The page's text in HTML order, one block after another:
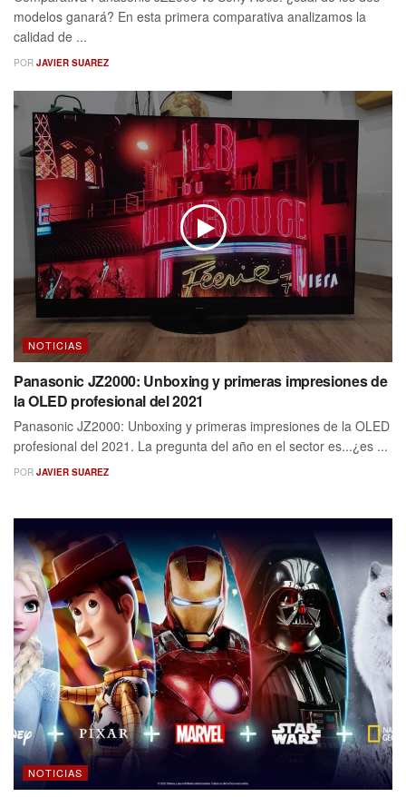
modelos ganará? En esta primera comparativa analizamos la
calidad de ...
POR JAVIER SUAREZ
NOTICIAS
Panasonic JZ2000: Unboxing y primeras impresiones de
la OLED profesional del 2021
Panasonic JZ2000: Unboxing y primeras impresiones de la OLED
profesional del 2021. La pregunta del año en el sector es...¿es ...
POR JAVIER SUAREZ
NOTICIAS